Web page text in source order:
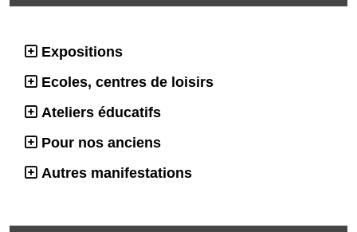
Expositions
Ecoles, centres de loisirs
Ateliers éducatifs
Pour nos anciens
Autres manifestations